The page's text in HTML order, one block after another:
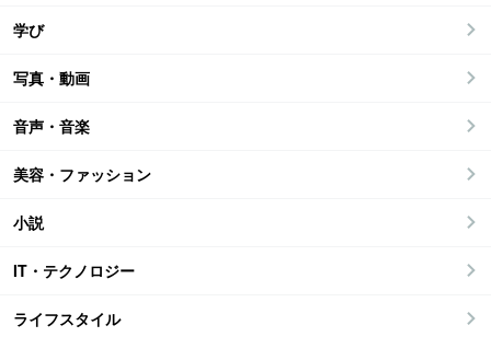
学び
写真・動画
音声・音楽
美容・ファッション
小説
IT・テクノロジー
ライフスタイル